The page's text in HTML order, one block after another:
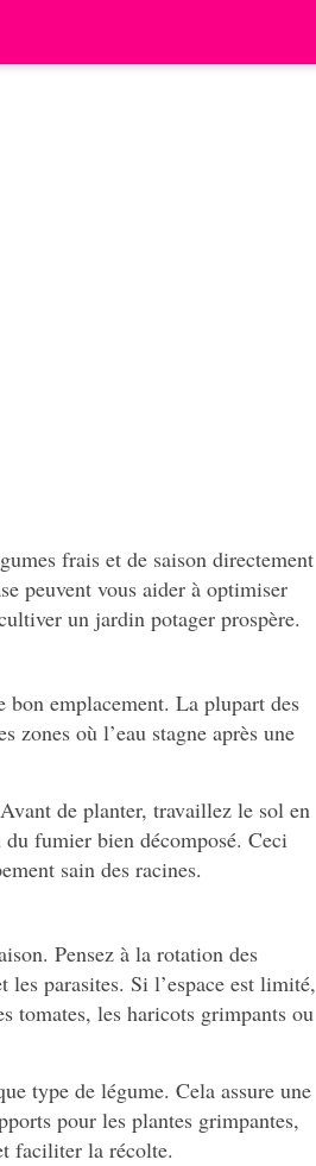
frais et de saison directement
peuvent vous aider à optimiser
un jardin potager prospère.
emplacement. La plupart des
zones où l’eau stagne après une
de planter, travaillez le sol en
fumier bien décomposé. Ceci
sain des racines.
Pensez à la rotation des
parasites. Si l’espace est limité,
tomates, les haricots grimpants ou
type de légume. Cela assure une
pour les plantes grimpantes,
faciliter la récolte.